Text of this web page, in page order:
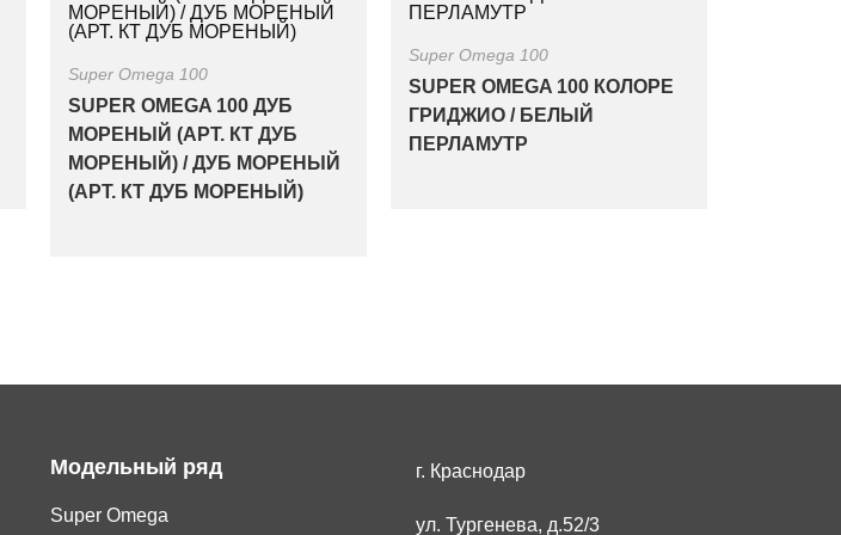
Super Omega 100
SUPER OMEGA 100 ДУБ
МОРЕНЫЙ (АРТ. КТ ДУБ
МОРЕНЫЙ) / ДУБ МОРЕНЫЙ
(АРТ. КТ ДУБ МОРЕНЫЙ)
Super Omega 100
SUPER OMEGA 100 КОЛОРЕ
ГРИДЖИО / БЕЛЫЙ
ПЕРЛАМУТР
Модельный ряд
Super Omega
г. Краснодар
ул. Тургенева, д.52/3